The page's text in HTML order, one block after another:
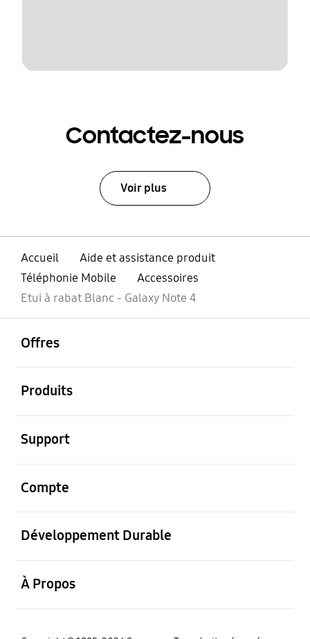
Contactez-nous
Voir plus
Accueil
Aide et assistance produit
Téléphonie Mobile
Accessoires
Etui à rabat Blanc - Galaxy Note 4
Offres
Produits
Support
Compte
Développement Durable
À Propos